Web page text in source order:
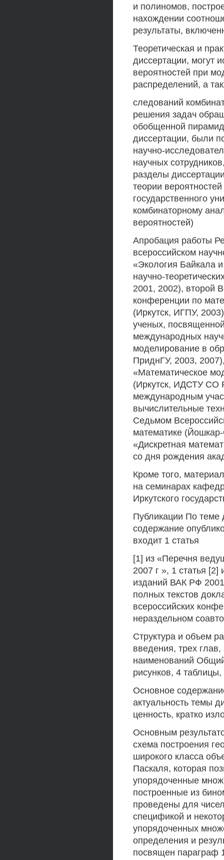
и полиномов,
нахождении
результаты,
Теоретическая и
диссертации, могут
вероятностей при
распределений, а
следований
решения задач
обобщенной
диссертации, были
научно-
научных
разделы
теории
государственного
комбинаторному
вероятностей)
Апробация работы
всероссийском
«Экология Байкала
научно-
2001, 2002), второй
конференции по
(Иркутск, ИГПУ,
ученых,
международных
моделирование в
ПриднГУ, 2003,
«Математическое
(Иркутск, ИДСТУ СО
международным
вычислительные
Седьмом
математике
«Дискретная
со дня рождения
Кроме того,
на семинарах
Иркутского
Публикации По теме
содержание
входит 1 статья
[1] из «Перечня
2007 г », 1 статья
изданий ВАК РФ
полных текстов
всероссийских
нераздельном
Структура и объем
введения, трех
наименований
рисунков, 4
Основное
актуальность темы
ценность, кратко
Основным
схема построения
широкого класса
Паскаля, которая
упорядоченные
построенные из
проведены для
спецификой и
упорядоченных
определения и
посвящен параграф